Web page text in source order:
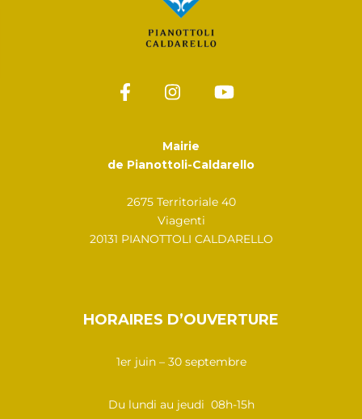
Mairie
de Pianottoli-Caldarello
2675 Territoriale 40
Viagenti
20131 PIANOTTOLI CALDARELLO
HORAIRES D’OUVERTURE
1er juin – 30 septembre
Du lundi au jeudi 08h-15h